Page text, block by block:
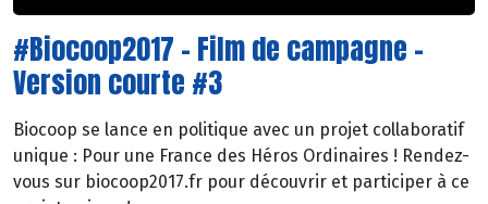
#Biocoop2017 - Film de campagne -
Version courte #3
Biocoop se lance en politique avec un projet collaboratif
unique : Pour une France des Héros Ordinaires ! Rendez-
vous sur biocoop2017.fr pour découvrir et participer à ce